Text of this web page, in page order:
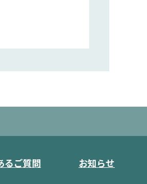
るご質問 お知らせ